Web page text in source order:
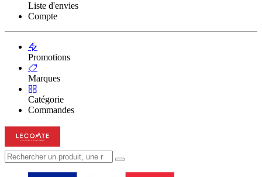
Liste d'envies
Compte
Promotions
Marques
Catégorie
Commandes